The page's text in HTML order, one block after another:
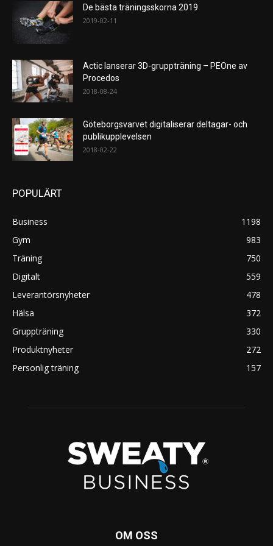
De bästa träningsskorna 2019
2019-02-11
Actic lanserar 3D-gruppträning – PEOne av
Procedos
2018-08-24
Göteborgsvarvet digitaliserar deltagar- och
publikupplevelsen
2018-02-22
POPULÄRT
Business
1198
Gym
983
Träning
750
Digitalt
559
Leverantörsnyheter
478
Hälsa
372
Gruppträning
330
Produktnyheter
272
Personlig träning
157
OM OSS